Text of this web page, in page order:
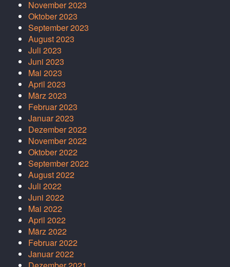
November 2023
Oktober 2023
September 2023
August 2023
Juli 2023
Juni 2023
Mai 2023
April 2023
März 2023
Februar 2023
Januar 2023
Dezember 2022
November 2022
Oktober 2022
September 2022
August 2022
Juli 2022
Juni 2022
Mai 2022
April 2022
März 2022
Februar 2022
Januar 2022